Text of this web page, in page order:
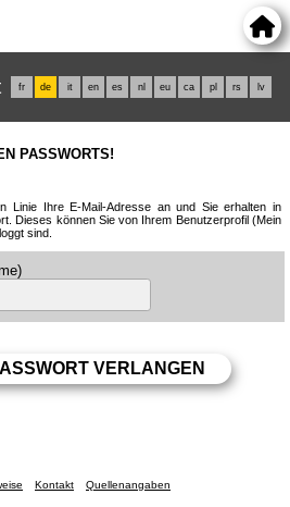
fr de it en es nl eu ca pl rs lv
PASSWORTS!
Linie Ihre E-Mail-Adresse an und Sie erhalten in
Dieses können Sie von Ihrem Benutzerprofil (Mein
sind.
Kontakt Quellenangaben